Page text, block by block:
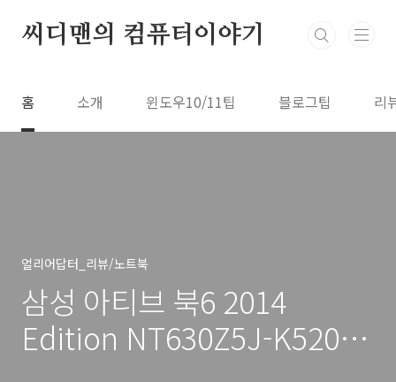
씨디맨의 컴퓨터이야기
홈 소개 윈도우10/11팁 블로그팁 리
얼리어답터_리뷰/노트북
삼성 아티브 북6 2014
Edition NT630Z5J-K520 장